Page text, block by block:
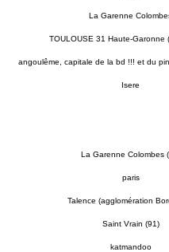
La Garenne
TOULOUSE 31 Haute-Garonne
angoulême, capitale de la bd !!! et du
Isere
La Garenne Colombes
paris
Talence (agglomération
Saint Vrain (91)
katmandoo